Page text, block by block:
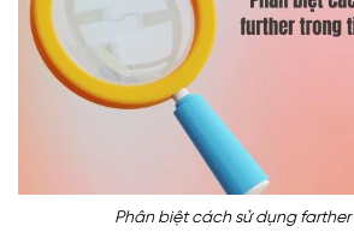
Phân biệt cách sử dụng farther